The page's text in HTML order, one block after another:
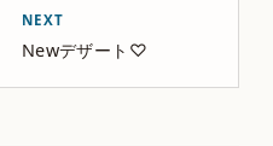
NEXT
Newデザート♡